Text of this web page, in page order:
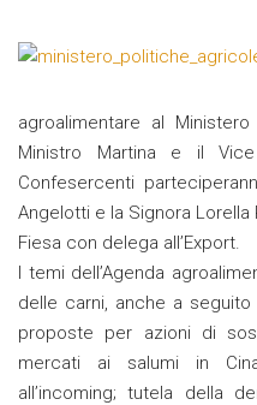
agroalimentare al
Ministro Martina e il
Confesercenti
Angelotti e la Signora Lorella
Fiesa con delega all’Export.
I temi dell’Agenda
delle carni, anche a seguito
proposte per azioni di
mercati ai salumi in
all’incoming; tutela della